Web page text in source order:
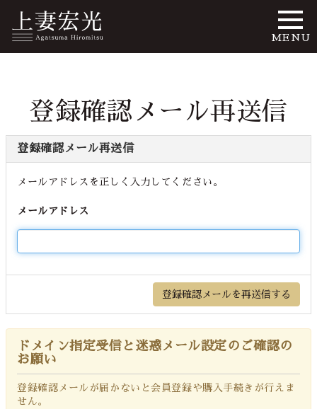
MENU
登録確認メール再送信
登録確認メール再送信
メールアドレスを正しく入力してください。
メールアドレス
ドメイン指定受信と迷惑メール設定のご確認の
お願い
登録確認メールが届かないと会員登録や購入手続きが行えま
せん。